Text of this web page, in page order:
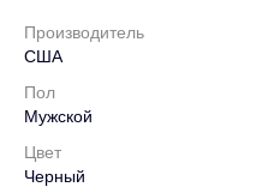
Производитель
США
Пол
Мужской
Цвет
Черный